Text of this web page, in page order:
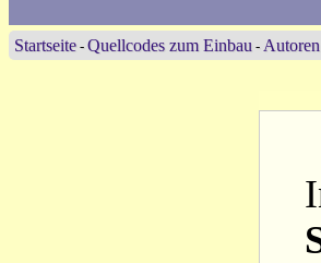
Startseite - Quellcodes zum Einbau -